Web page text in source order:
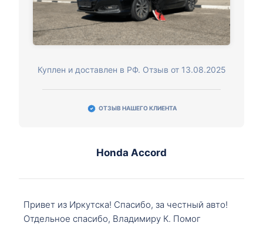
Куплен и доставлен в РФ. Отзыв от 13.08.2025
ОТЗЫВ НАШЕГО КЛИЕНТА
Honda Accord
Привет из Иркутска! Спасибо, за честный авто!
Отдельное спасибо, Владимиру К. Помог